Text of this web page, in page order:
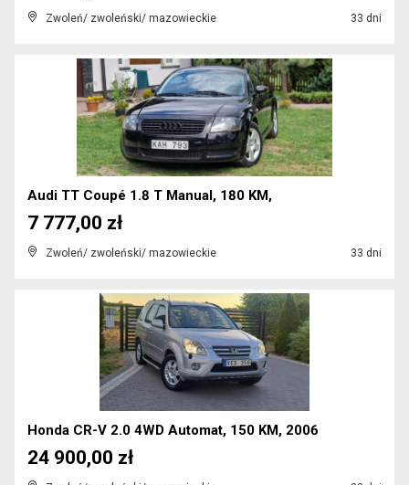
Zwoleń/ zwoleński/ mazowieckie 33 dni
Audi TT Coupé 1.8 T Manual, 180 KM,
Zwoleń/ zwoleński/ mazowieckie 33 dni
7 777,00 zł
Honda CR-V 2.0 4WD Automat, 150 KM, 2006
24 900,00 zł